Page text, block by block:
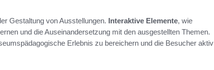
Gestaltung von Ausstellungen. Interaktive Elemente, wie
und die Auseinandersetzung mit den ausgestellten Themen.
Erlebnis zu bereichern und die Besucher aktiv